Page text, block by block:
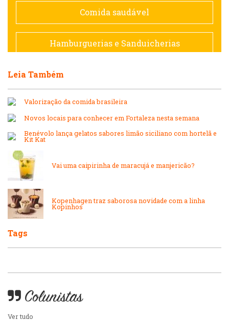
Francesa
Peixes e Frutos do Mar
Comida saudável
Hamburguerias e Sanduicherias
Lanchonetes
Massas
Padarias e Confeitarias
Peixes e Frutos do Mar
Sobremesas e sorvetes
Leia Também
Valorização da comida brasileira
Novos locais para conhecer em Fortaleza nesta semana
Benévolo lança gelatos sabores limão siciliano com hortelã e
Kit Kat
Vai uma caipirinha de maracujá e manjericão?
Kopenhagen traz saborosa novidade com a linha
Kopinhos
Tags
Colunistas
Ver tudo